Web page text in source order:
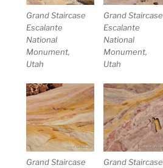
Grand Staircase
Escalante
National
Monument,
Utah
Grand Staircase
Escalante
National
Monument,
Utah
Grand Staircase
Grand Staircase